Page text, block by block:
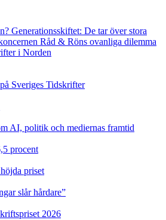
Generationsskiftet: De tar över stora
Råd & Röns ovanliga dilemma
i Norden
Sveriges Tidskrifter
AI, politik och mediernas framtid
procent
priset
slår hårdare”
2026